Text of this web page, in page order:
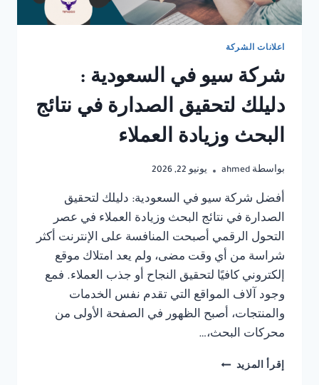
اعلانات الشركة
شركة سيو في السعودية :
دليلك لتحقيق الصدارة في نتائج
البحث وزيادة العملاء
بواسطة ahmed يونيو 22, 2026
أفضل شركة سيو في السعودية: دليلك لتحقيق
الصدارة في نتائج البحث وزيادة العملاء في عصر
التحول الرقمي أصبحت المنافسة على الإنترنت أكثر
شراسة من أي وقت مضى، ولم يعد امتلاك موقع
إلكتروني كافيًا لتحقيق النجاح أو جذب العملاء. فمع
وجود آلاف المواقع التي تقدم نفس الخدمات
والمنتجات، أصبح الظهور في الصفحة الأولى من
محركات البحث،…
إقرأ المزيد شركة